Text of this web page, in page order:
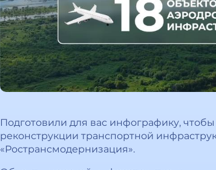
Подготовили для вас инфографику,
реконструкции транспортной
«Ространсмодернизация».